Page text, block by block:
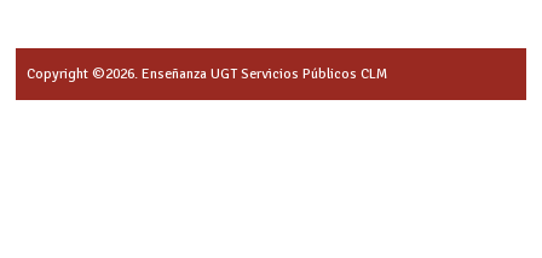
Copyright ©2026. Enseñanza UGT Servicios Públicos CLM